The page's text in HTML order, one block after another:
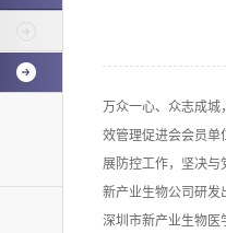
万众一心、众志成城
效管理促进会会员单
展防控工作，坚决与
新产业生物公司研发
深圳市新产业生物医